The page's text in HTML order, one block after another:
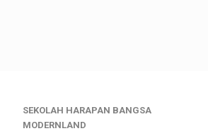
SEKOLAH HARAPAN BANGSA
MODERNLAND